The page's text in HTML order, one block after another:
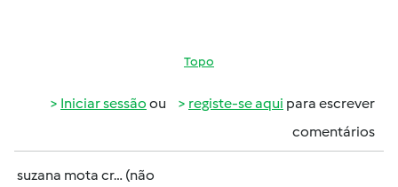
Topo
Iniciar sessão ou registe-se aqui para escrever
comentários
suzana mota cr… (não